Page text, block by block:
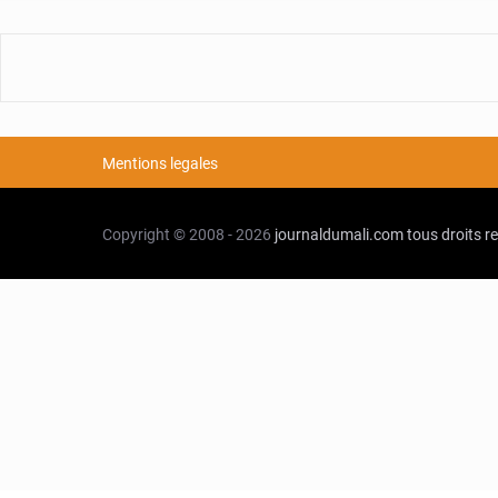
Mentions legales
Copyright © 2008 - 2026 journaldumali.comtous droits